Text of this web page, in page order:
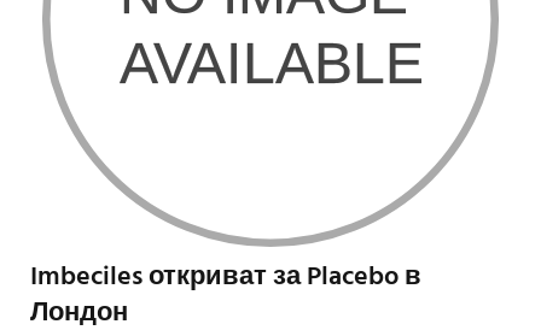
Imbeciles откриват за Placebo в
Лондон